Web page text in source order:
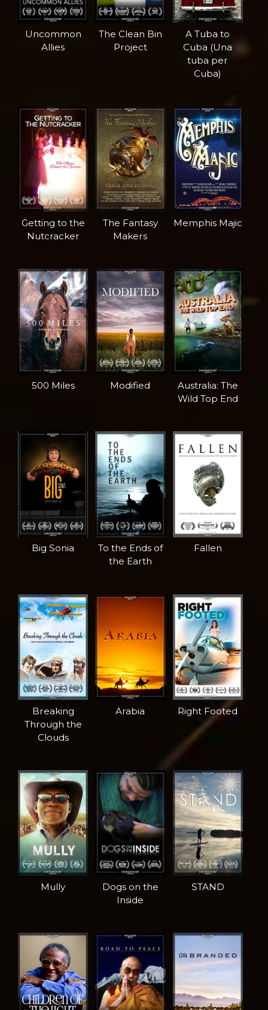
Uncommon
Allies
The Clean Bin
Project
A Tuba to
Cuba (Una
tuba per
Cuba)
Getting to the
Nutcracker
The Fantasy
Makers
Memphis Majic
500 Miles Modified
Australia: The
Wild Top End
Big Sonia
To the Ends of
the Earth
Fallen
Breaking
Through the
Clouds
Arabia Right Footed
Mully
Dogs on the
Inside
STAND